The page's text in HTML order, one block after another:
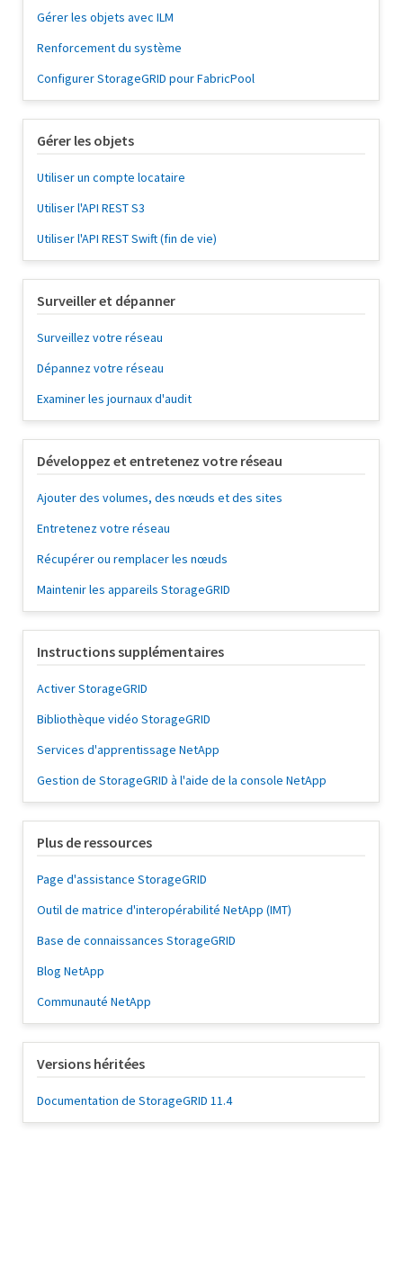
Gérer les objets avec ILM
Renforcement du système
Configurer StorageGRID pour FabricPool
Gérer les objets
Utiliser un compte locataire
Utiliser l'API REST S3
Utiliser l'API REST Swift (fin de vie)
Surveiller et dépanner
Surveillez votre réseau
Dépannez votre réseau
Examiner les journaux d'audit
Développez et entretenez votre réseau
Ajouter des volumes, des nœuds et des sites
Entretenez votre réseau
Récupérer ou remplacer les nœuds
Maintenir les appareils StorageGRID
Instructions supplémentaires
Activer StorageGRID
Bibliothèque vidéo StorageGRID
Services d'apprentissage NetApp
Gestion de StorageGRID à l'aide de la console NetApp
Plus de ressources
Page d'assistance StorageGRID
Outil de matrice d'interopérabilité NetApp (IMT)
Base de connaissances StorageGRID
Blog NetApp
Communauté NetApp
Versions héritées
Documentation de StorageGRID 11.4